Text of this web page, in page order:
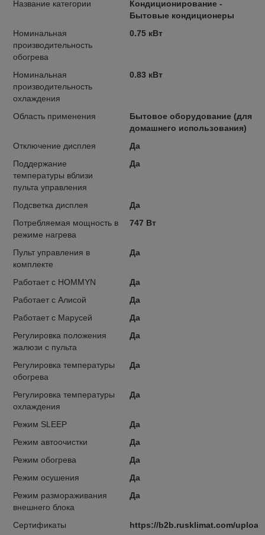
Название категории
Кондиционирование -
Бытовые кондиционеры
Номинальная
производительность
обогрева
0.75 кВт
Номинальная
производительность
охлаждения
0.83 кВт
Область применения
Бытовое оборудование (для
домашнего использования)
Отключение дисплея
Да
Поддержание
температуры вблизи
пульта управления
Да
Подсветка дисплея
Да
Потребляемая мощность в
режиме нагрева
747 Вт
Пульт управления в
комплекте
Да
Работает с HOMMYN
Да
Работает с Алисой
Да
Работает с Марусей
Да
Регулировка положения
жалюзи с пульта
Да
Регулировка температуры
обогрева
Да
Регулировка температуры
охлаждения
Да
Режим SLEEP
Да
Режим автоочистки
Да
Режим обогрева
Да
Режим осушения
Да
Режим размораживания
внешнего блока
Да
Сертификаты
https://b2b.rusklimat.com/